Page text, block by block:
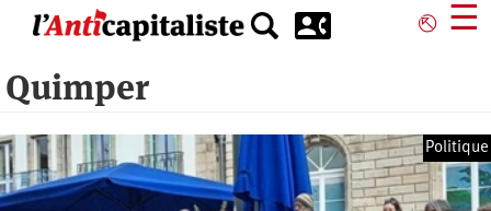
principal
⎋ ☰
Quimper
Politique